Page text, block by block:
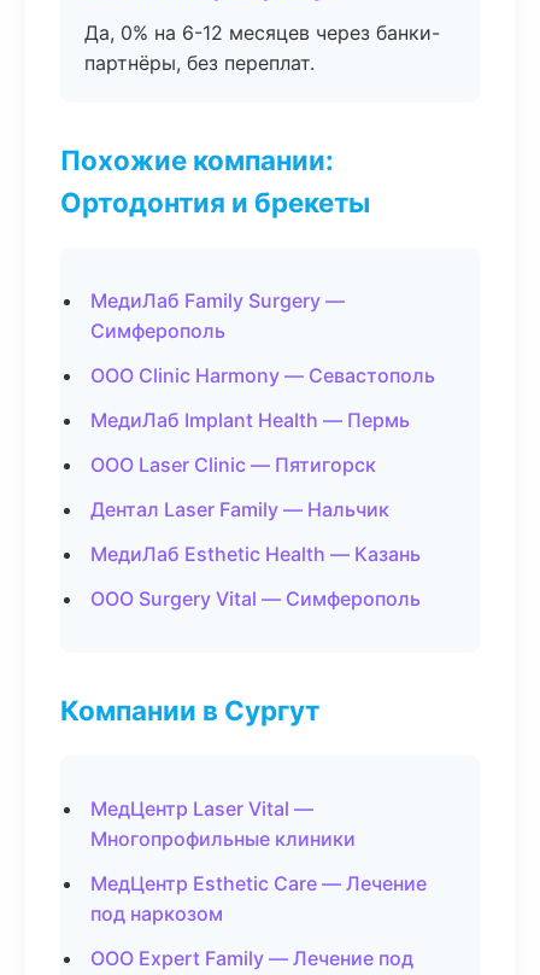
Да, 0% на 6-12 месяцев через банки-
партнёры, без переплат.
Похожие компании:
Ортодонтия и брекеты
МедиЛаб Family Surgery —
Симферополь
ООО Clinic Harmony — Севастополь
МедиЛаб Implant Health — Пермь
ООО Laser Clinic — Пятигорск
Дентал Laser Family — Нальчик
МедиЛаб Esthetic Health — Казань
ООО Surgery Vital — Симферополь
Компании в Сургут
МедЦентр Laser Vital —
Многопрофильные клиники
МедЦентр Esthetic Care — Лечение
под наркозом
ООО Expert Family — Лечение под